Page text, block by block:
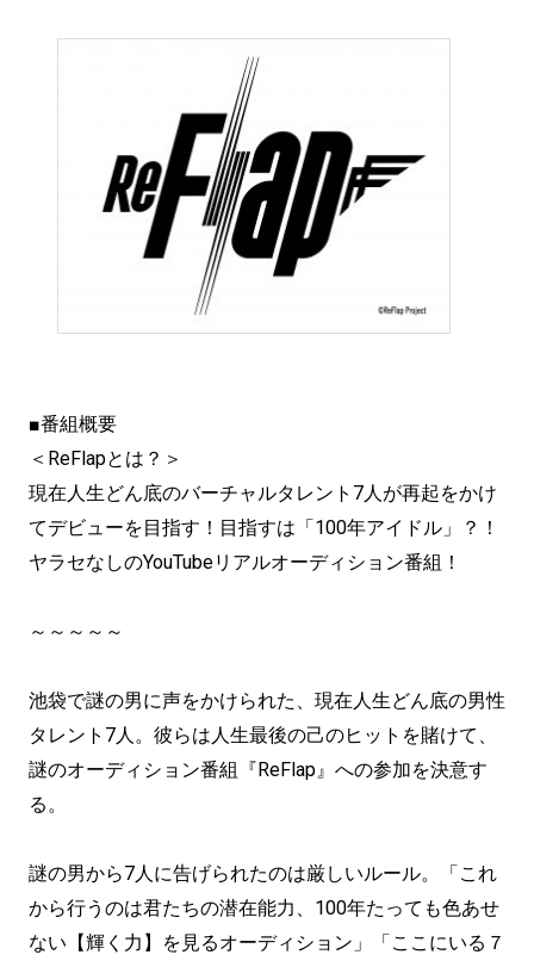
■番組概要
＜ReFlapとは？＞
現在人生どん底のバーチャルタレント7人が再起をかけ
てデビューを目指す！目指すは「100年アイドル」？！
ヤラセなしのYouTubeリアルオーディション番組！
～～～～～
池袋で謎の男に声をかけられた、現在人生どん底の男性
タレント7人。彼らは人生最後の己のヒットを賭けて、
謎のオーディション番組『ReFlap』への参加を決意す
る。
謎の男から7人に告げられたのは厳しいルール。「これ
から行うのは君たちの潜在能力、100年たっても色あせ
ない【輝く力】を見るオーディション」「ここにいる７